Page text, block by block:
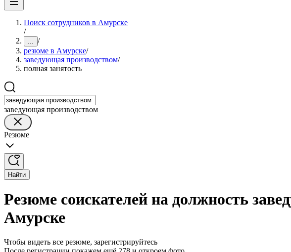
Поиск сотрудников в Амурске
/
... /
резюме в Амурске/
заведующая производством/
полная занятость
заведующая производством
Резюме
Найти
Резюме соискателей на должность
Амурске
Чтобы видеть все резюме, зарегистрируйтесь